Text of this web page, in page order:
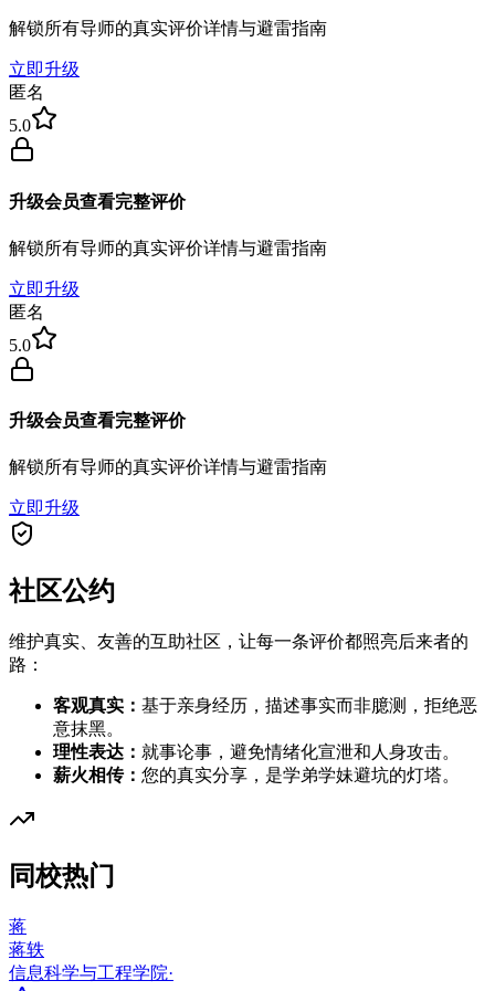
解锁所有导师的真实评价详情与避雷指南
立即升级
匿名
5.0
升级会员查看完整评价
解锁所有导师的真实评价详情与避雷指南
立即升级
匿名
5.0
升级会员查看完整评价
解锁所有导师的真实评价详情与避雷指南
立即升级
社区公约
维护真实、友善的互助社区，让每一条评价都照亮后来者的
路：
客观真实： 基于亲身经历，描述事实而非臆测，拒绝恶
意抹黑。
理性表达： 就事论事，避免情绪化宣泄和人身攻击。
薪火相传： 您的真实分享，是学弟学妹避坑的灯塔。
同校热门
蒋
蒋轶
信息科学与工程学院·